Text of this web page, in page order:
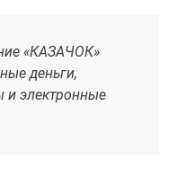
«КАЗАЧОК»
деньги,
и электронные